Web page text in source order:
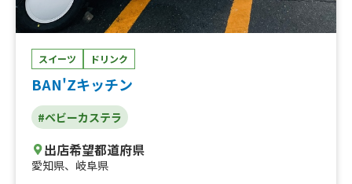
スイーツ ドリンク
BAN'Zキッチン
#ベビーカステラ
出店希望都道府県
愛知県、 岐阜県